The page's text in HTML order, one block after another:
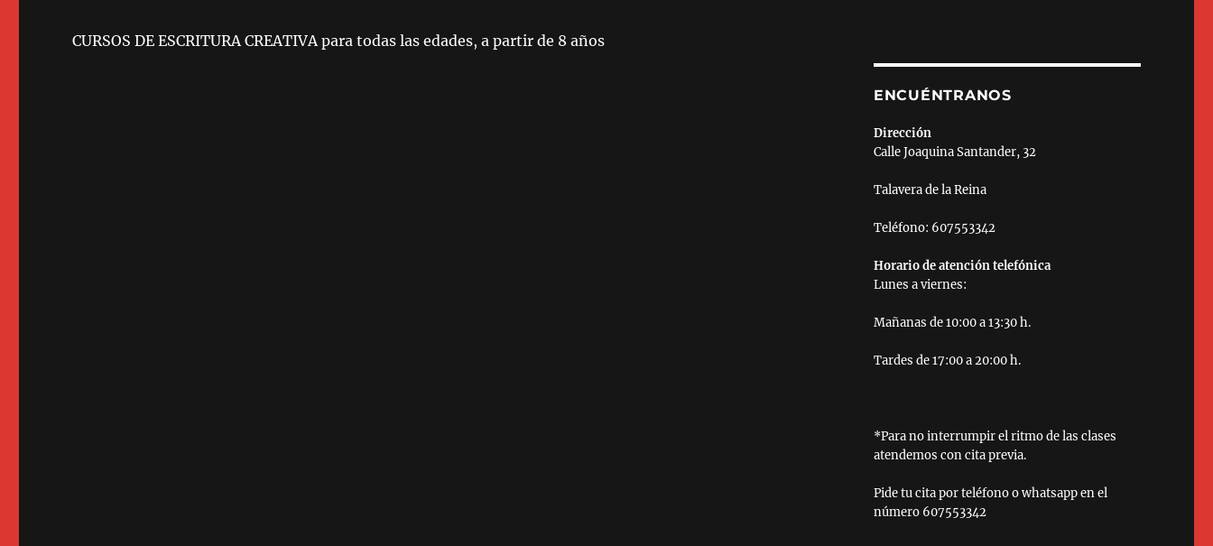
CURSOS DE ESCRITURA CREATIVA para todas las edades, a partir de 8 años
ENCUÉNTRANOS
Dirección
Calle Joaquina Santander, 32
Talavera de la Reina
Teléfono: 607553342
Horario de atención telefónica
Lunes a viernes:
Mañanas de 10:00 a 13:30 h.
Tardes de 17:00 a 20:00 h.
*Para no interrumpir el ritmo de las clases
atendemos con cita previa.
Pide tu cita por teléfono o whatsapp en el
número 607553342